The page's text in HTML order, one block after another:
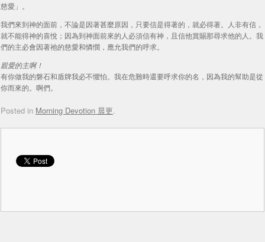
慈愛」。
我們來到神的面前，不論是因著甚麼原因，只要信是得著的，就必得著。人非有信，
就不能得神的喜悅；因為到神面前來的人必須信有神，且信他賞賜那尋求他的人。我
們的主必會因著祂的慈愛和憐憫，應允我們的呼求。
親愛的主啊！
有你做我的磐石和盾牌我必不懼怕。我在危難時還要呼求你的名，因為我的幫助是從
你而來的。啊們。
Posted in Morning Devotion 晨更.